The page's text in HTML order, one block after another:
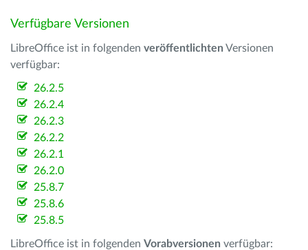
Verfügbare Versionen
LibreOffice ist in folgenden veröffentlichten Versionen
verfügbar:
26.2.5
26.2.4
26.2.3
26.2.2
26.2.1
26.2.0
25.8.7
25.8.6
25.8.5
LibreOffice ist in folgenden Vorabversionen verfügbar: